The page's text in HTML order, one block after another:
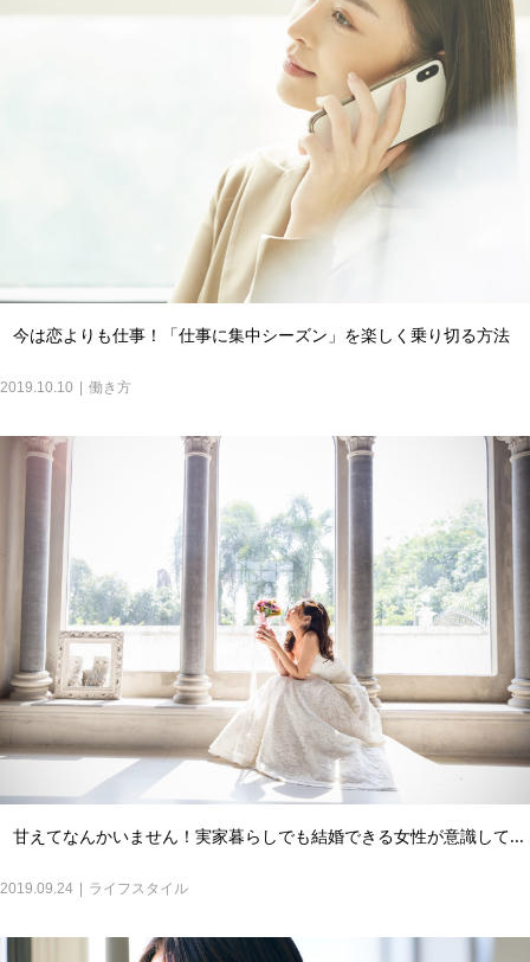
今は恋よりも仕事！「仕事に集中シーズン」を楽しく乗り切る方法
2019.10.10 働き方
甘えてなんかいません！実家暮らしでも結婚できる女性が意識して...
2019.09.24 ライフスタイル